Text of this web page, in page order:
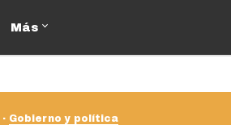
Más
Gobierno y política